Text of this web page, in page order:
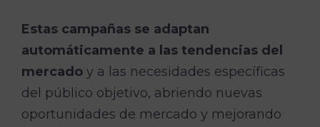
Estas campañas se adaptan
automáticamente a las tendencias del
mercado y a las necesidades específicas
del público objetivo, abriendo nuevas
oportunidades de mercado y mejorando